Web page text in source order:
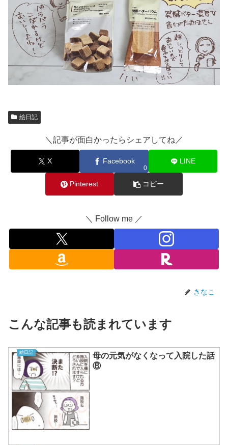
絵日記
＼記事が面白かったらシェアしてね／
X Facebook
0
LINE
Pinterest コピー
＼ Follow me ／
きなこ
こんな記事も読まれています
絵日記
母の元気がなくなって入院した話
⑧